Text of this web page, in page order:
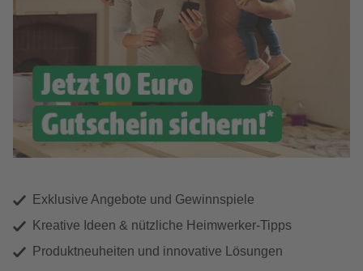
Exklusive Angebote und Gewinnspiele
Kreative Ideen & nützliche Heimwerker-Tipps
Produktneuheiten und innovative Lösungen